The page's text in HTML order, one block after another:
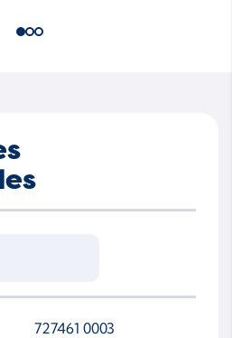
727461 0003